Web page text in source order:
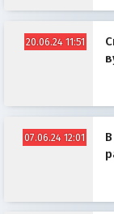
20.06.24 11:51
07.06.24 12:01